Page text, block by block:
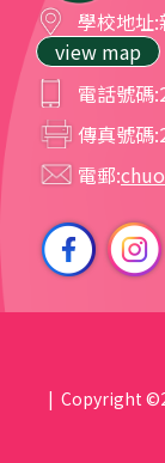
學校地址:
view map
電話號碼:
傳真號碼:
電郵:
| Copyright ©